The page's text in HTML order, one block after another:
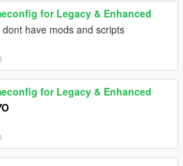
for Legacy & Enhanced
have mods and scripts
for Legacy & Enhanced